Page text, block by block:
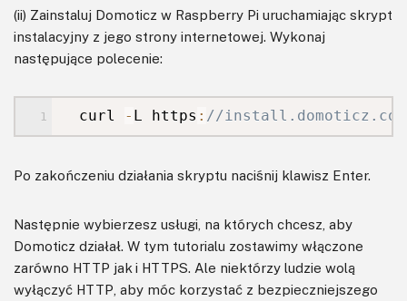
(ii) Zainstaluj Domoticz w Raspberry Pi uruchamiając skrypt
instalacyjny z jego strony internetowej. Wykonaj
następujące polecenie:
curl - L https : //
Po zakończeniu działania skryptu naciśnij klawisz Enter.
Następnie wybierzesz usługi, na których chcesz, aby
Domoticz działał. W tym tutorialu zostawimy włączone
zarówno HTTP jak i HTTPS. Ale niektórzy ludzie wolą
wyłączyć HTTP, aby móc korzystać z bezpieczniejszego